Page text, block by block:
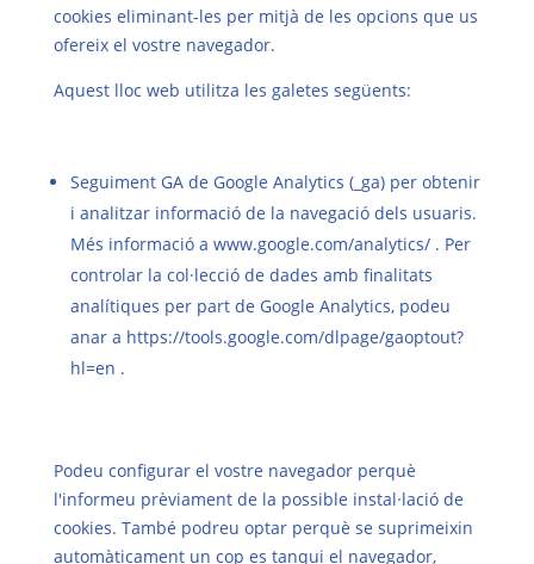
cookies eliminant-les per mitjà de les opcions que us
ofereix el vostre navegador.
Aquest lloc web utilitza les galetes següents:
Seguiment GA de Google Analytics (_ga) per obtenir
i analitzar informació de la navegació dels usuaris.
Més informació a www.google.com/analytics/. Per
controlar la col·lecció de dades amb finalitats
analítiques per part de Google Analytics, podeu
anar a https://tools.google.com/dlpage/gaoptout?
hl=en .
Podeu configurar el vostre navegador perquè
l'informeu prèviament de la possible instal·lació de
cookies. També podreu optar perquè se suprimeixin
automàticament un cop es tanqui el navegador,